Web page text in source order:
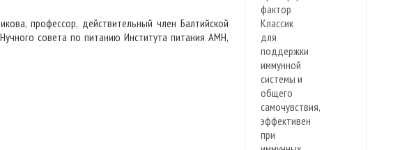
профессор, действительный член Балтийской
совета по питанию Института питания АМН,